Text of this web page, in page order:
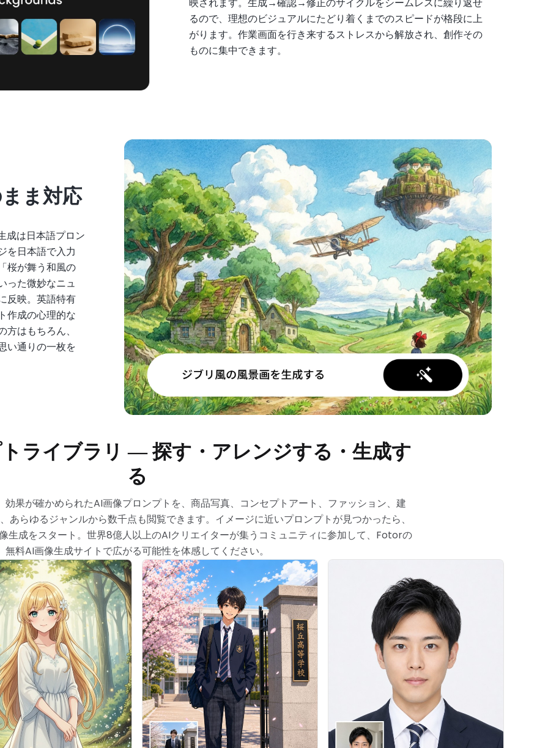
るので、理想のビジュアルにたどり着くまでのスピードが格段に上
がります。作業画面を行き来するストレスから解放され、創作その
ものに集中できます。
ま対応
成は日本語プロン
を日本語で入力
桜が舞う和風の
った微妙なニュ
反映。英語特有
作成の心理的な
はもちろん、
い通りの一枚を
ライブラリ ― 探す・アレンジする・生成す
る
果が確かめられたAI画像プロンプトを、商品写真、コンセプトアート、ファッション、建
あらゆるジャンルから数千点も閲覧できます。イメージに近いプロンプトが見つかったら、
生成をスタート。世界8億人以上のAIクリエイターが集うコミュニティに参加して、Fotorの
無料AI画像生成サイトで広がる可能性を体感してください。